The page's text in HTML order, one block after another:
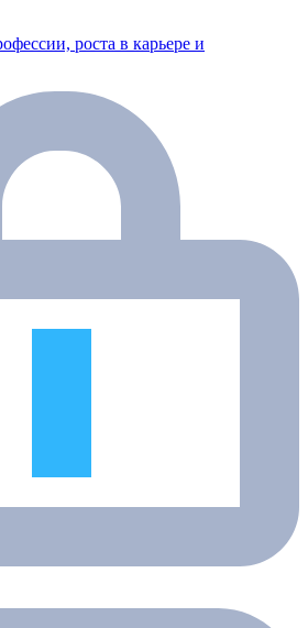
роста в карьере и